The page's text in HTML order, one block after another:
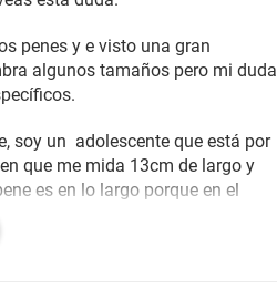
penes y e visto una gran
algunos tamaños pero mi duda
soy un adolescente que está por
que me mida 13cm de largo y
es en lo largo porque en el